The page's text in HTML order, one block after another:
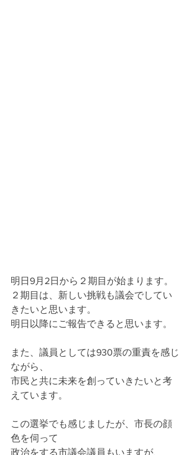
明日9月2日から２期目が始まります。
２期目は、新しい挑戦も議会でしてい
きたいと思います。
明日以降にご報告できると思います。
また、議員としては930票の重責を感じ
ながら、
市民と共に未来を創っていきたいと考
えています。
この選挙でも感じましたが、市長の顔
色を伺って
政治をする市議会議員もいますが、